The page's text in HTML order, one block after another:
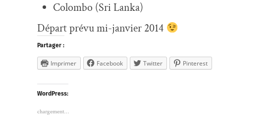
Colombo (Sri Lanka)
Départ prévu mi-janvier 2014
Partager :
Imprimer Facebook Twitter Pinterest
WordPress:
chargement…